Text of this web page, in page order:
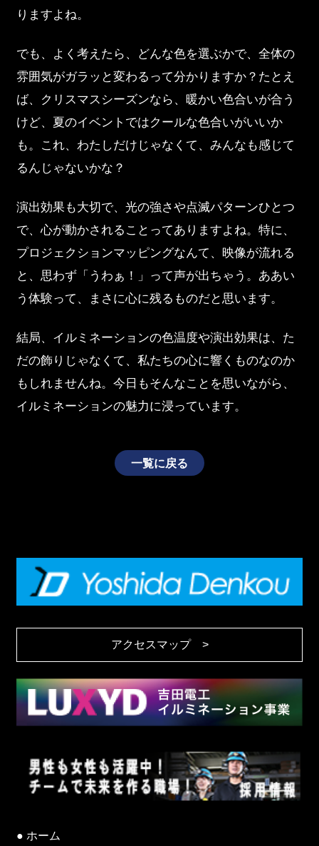
りますよね。
でも、よく考えたら、どんな色を選ぶかで、全体の
雰囲気がガラッと変わるって分かりますか？たとえ
ば、クリスマスシーズンなら、暖かい色合いが合う
けど、夏のイベントではクールな色合いがいいか
も。これ、わたしだけじゃなくて、みんなも感じて
るんじゃないかな？
演出効果も大切で、光の強さや点滅パターンひとつ
で、心が動かされることってありますよね。特に、
プロジェクションマッピングなんて、映像が流れる
と、思わず「うわぁ！」って声が出ちゃう。ああい
う体験って、まさに心に残るものだと思います。
結局、イルミネーションの色温度や演出効果は、た
だの飾りじゃなくて、私たちの心に響くものなのか
もしれませんね。今日もそんなことを思いながら、
イルミネーションの魅力に浸っています。
一覧に戻る
アクセスマップ >
ホーム